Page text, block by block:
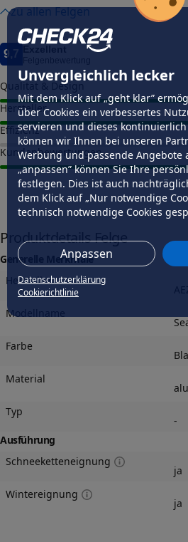
Unvergleichlich lecker
Mit dem Klick auf „geht klar”
über Cookies ein verbessertes
servieren und dieses kontinuierlich
können wir Ihnen bei unseren
Werbung und passende Angebote
„anpassen” können Sie Ihre
festlegen. Dies ist auch
dem Klick auf „Nur notwendige
technisch notwendige Cookies
Anpassen
Datenschutzerklärung
Cookierichtlinie
zu allen Felgen
9,7
Qualität & Design
Hersteller
Effizienz
Kundenbewertungen
Produktdetails Felge
Generelle Merkmale
Hersteller
Modellname
Farbe
Material
alu
Typ
-
Ausführung
Schneeketteneignung
ja
Wintereignung
ja